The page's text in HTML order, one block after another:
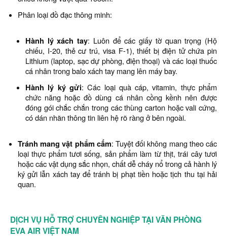
Phân loại đồ đạc thông minh:
Hành lý xách tay: Luôn để các giấy tờ quan trọng (Hộ
chiếu, I-20, thẻ cư trú, visa F-1), thiết bị điện tử chứa pin
Lithium (laptop, sạc dự phòng, điện thoại) và các loại thuốc
cá nhân trong balo xách tay mang lên máy bay.
Hành lý ký gửi: Các loại quà cáp, vitamin, thực phẩm
chức năng hoặc đồ dùng cá nhân cồng kềnh nên được
đóng gói chắc chắn trong các thùng carton hoặc vali cứng,
có dán nhãn thông tin liên hệ rõ ràng ở bên ngoài.
Tránh mang vật phẩm cấm: Tuyệt đối không mang theo các
loại thực phẩm tươi sống, sản phẩm làm từ thịt, trái cây tươi
hoặc các vật dụng sắc nhọn, chất dễ cháy nổ trong cả hành lý
ký gửi lẫn xách tay để tránh bị phạt tiền hoặc tịch thu tại hải
quan.
DỊCH VỤ HỖ TRỢ CHUYÊN NGHIỆP TẠI VĂN PHÒNG
EVA AIR VIỆT NAM